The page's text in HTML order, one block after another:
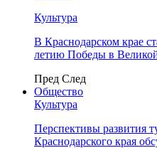
Культура
В Краснодарском крае
летию Победы в
Пред След
Общество
Культура
Перспективы развития
Краснодарского края